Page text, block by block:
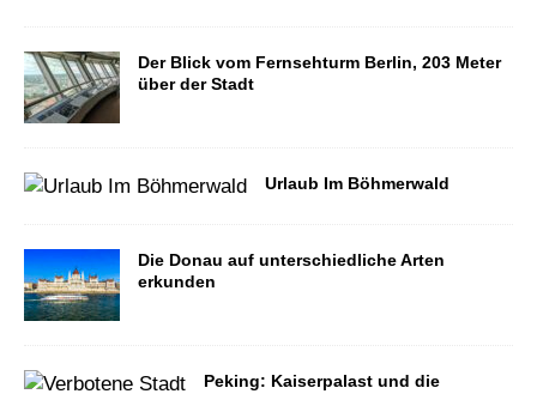
Der Blick vom Fernsehturm Berlin, 203 Meter
über der Stadt
Urlaub Im Böhmerwald
Die Donau auf unterschiedliche Arten
erkunden
Peking: Kaiserpalast und die